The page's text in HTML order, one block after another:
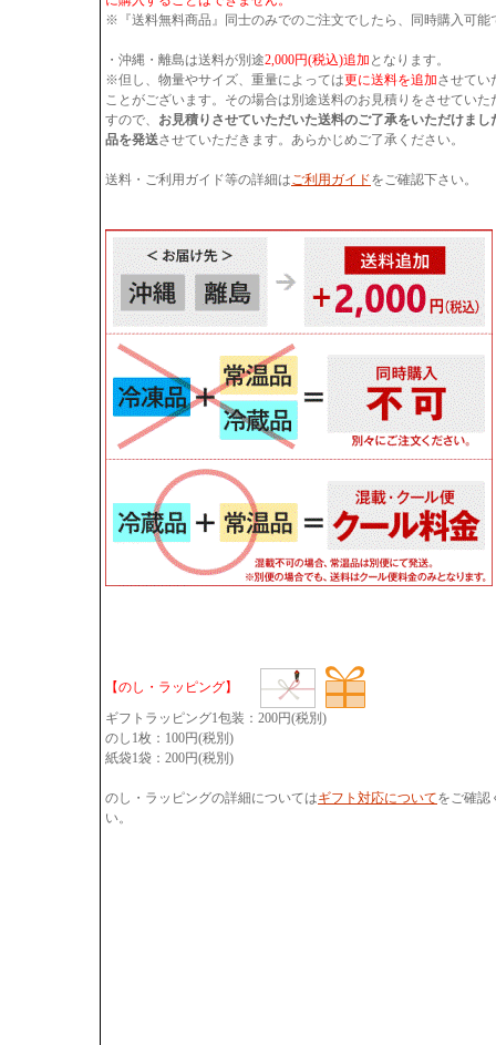
※『送料無料商品』同士のみでのご注文でしたら、同時購入可能
・沖縄・離島は送料が別途2,000円(税込)追加 となります。
※但し、物量やサイズ、重量によっては更に送料を追加させてい
ことがございます。その場合は別途送料のお見積りをさせていた
すので、 お見積りさせていただいた送料のご了承をいただけまし
品を発送させていただきます。あらかじめご了承ください。
送料・ご利用ガイド等の詳細はご利用ガイドをご確認下さい。
【のし・ラッピング】
ギフトラッピング1包装：200円(税別)
のし1枚：100円(税別)
紙袋1袋：200円(税別)
のし・ラッピングの詳細についてはギフト対応についてをご確認
い。